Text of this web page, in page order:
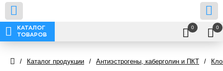
КАТАЛОГ
ТОВАРОВ
0 0
/ Каталог продукции / Антиэстрогены, каберголин и ПКТ /